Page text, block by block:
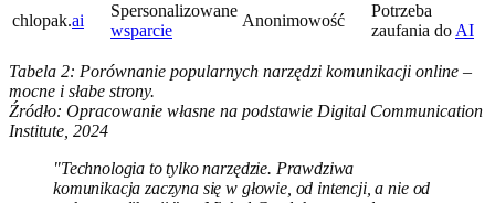
chlopak.ai
Spersonalizowane
wsparcie
Anonimowość
Potrzeba
zaufania do AI
Tabela 2: Porównanie popularnych narzędzi komunikacji online –
mocne i słabe strony.
Źródło: Opracowanie własne na podstawie Digital Communication
Institute, 2024
"Technologia to tylko narzędzie. Prawdziwa
komunikacja zaczyna się w głowie, od intencji, a nie od